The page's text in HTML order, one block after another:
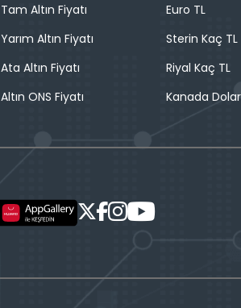
Tam Altın Fiyatı
Yarım Altın Fiyatı
Ata Altın Fiyatı
Altın ONS Fiyatı
Euro TL
Sterin Kaç TL
Riyal Kaç TL
Kanada